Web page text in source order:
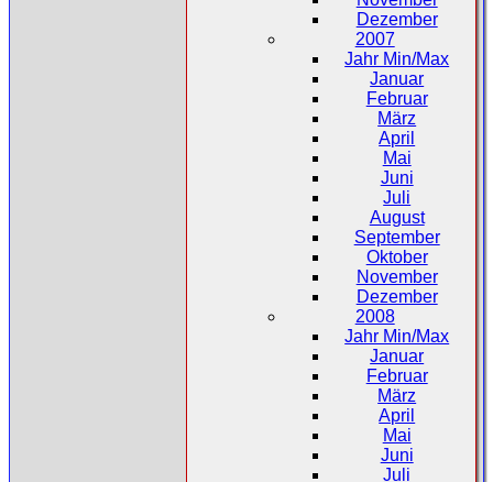
Dezember
2007
Jahr Min/Max
Januar
Februar
März
April
Mai
Juni
Juli
August
September
Oktober
November
Dezember
2008
Jahr Min/Max
Januar
Februar
März
April
Mai
Juni
Juli